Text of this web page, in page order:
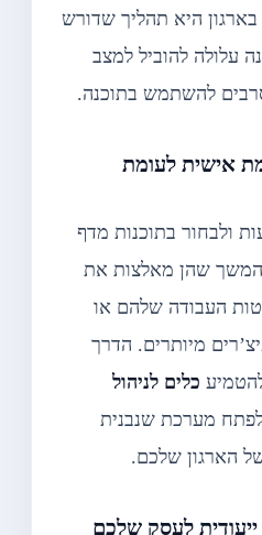
היא תהליך שדורש
עלולה להוביל למצב
להשתמש בתוכנה.
אישית לעומת
ולבחור בתוכנות מדף
בהמשך שהן מאלצות את
העבודה שלהם או
מיותרים. הדרך
כלים לניהול
מערכת שנבנית
לעסק שלכם